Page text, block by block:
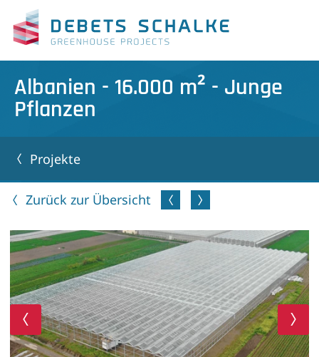
Albanien - 16.000 m² - Junge
Pflanzen
Projekte
Zurück zur Übersicht